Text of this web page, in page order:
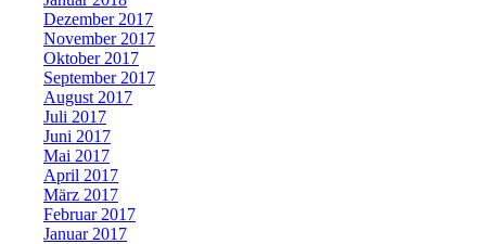
Dezember 2017
November 2017
Oktober 2017
September 2017
August 2017
Juli 2017
Juni 2017
Mai 2017
April 2017
März 2017
Februar 2017
Januar 2017